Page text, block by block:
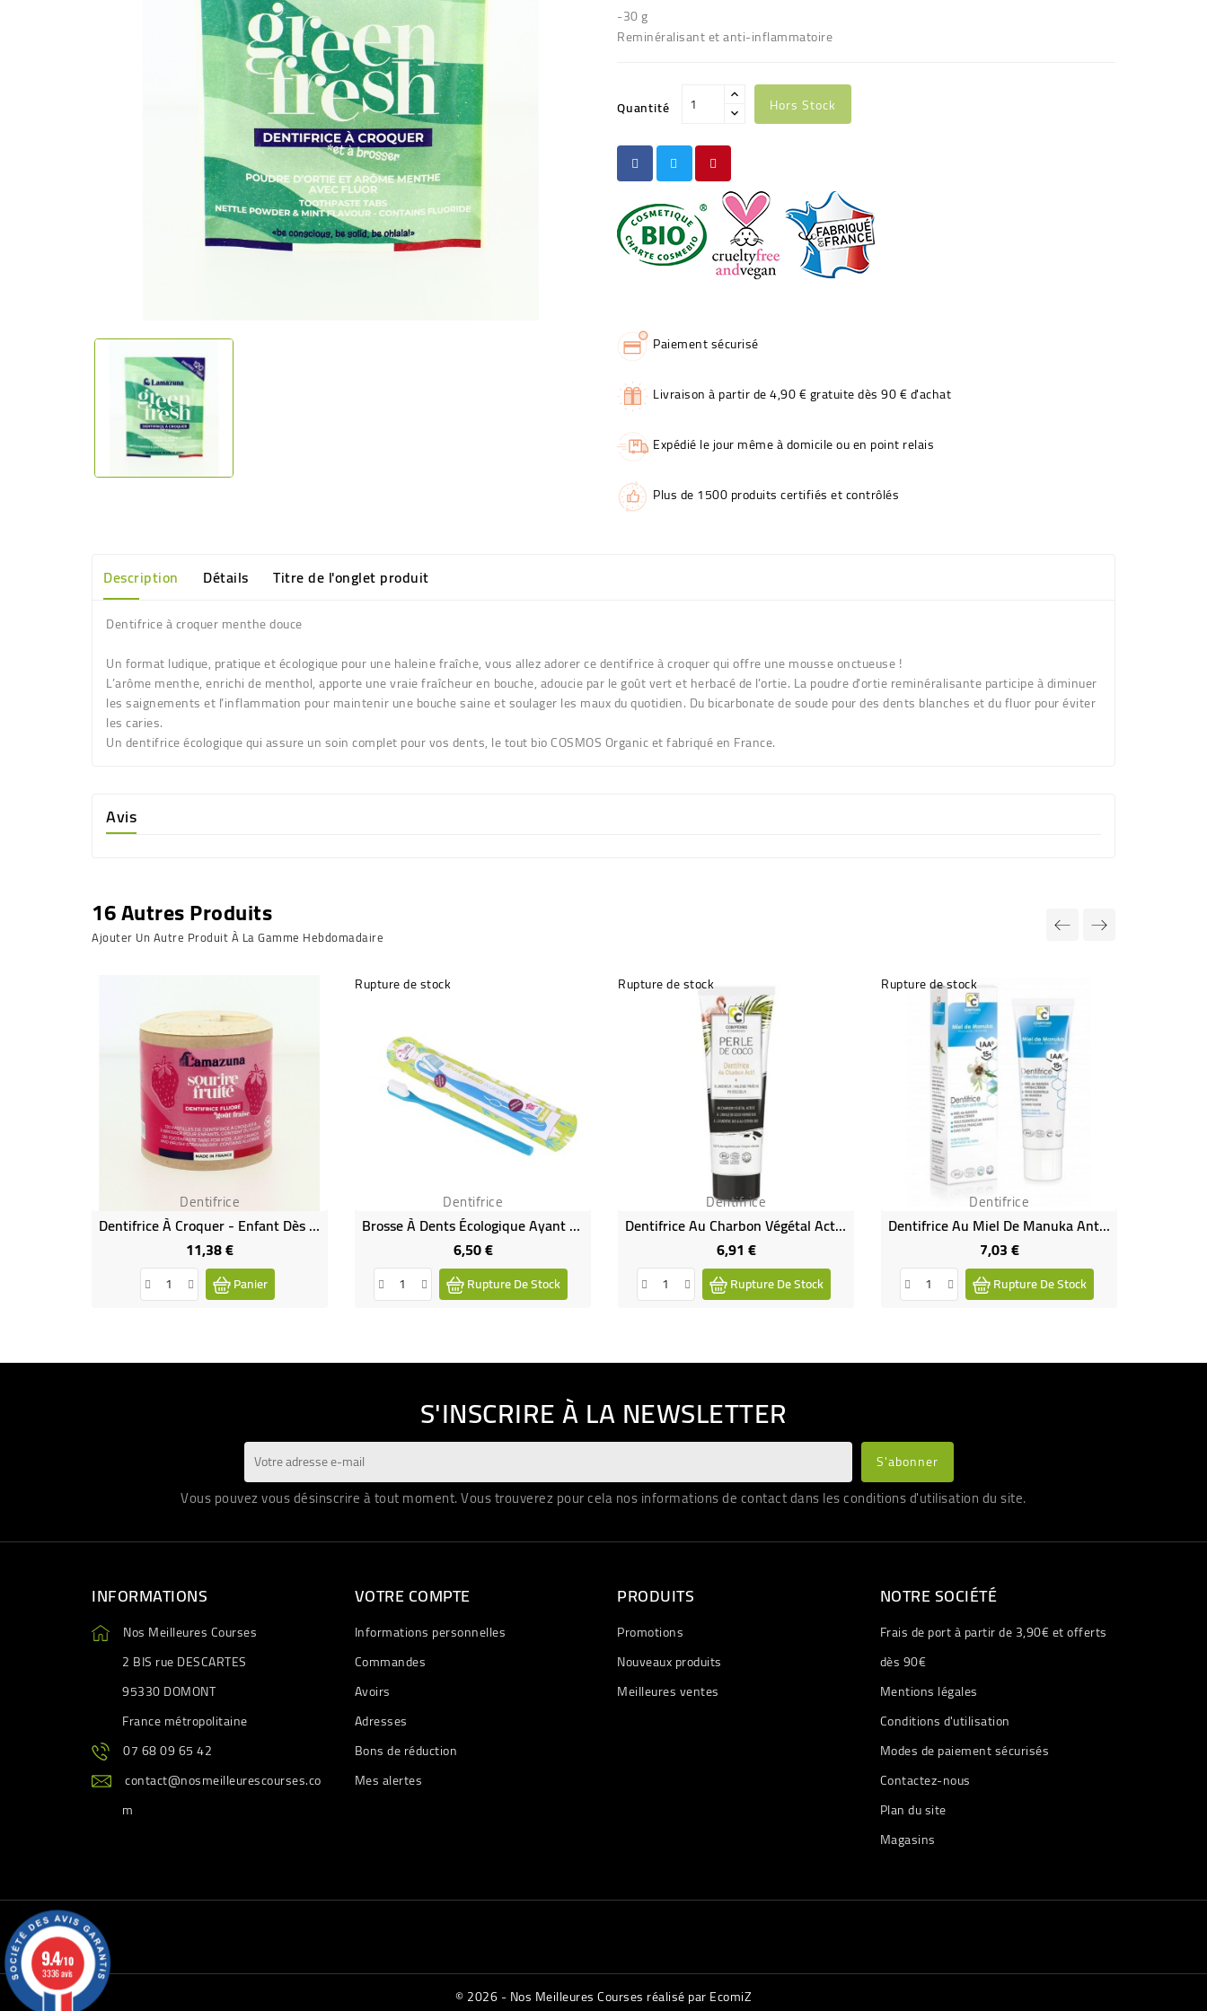
-30 g
Reminéralisant et anti-inflammatoire
Quantité Hors Stock
Paiement sécurisé
Livraison à partir de 4,90 € gratuite dès 90 € d'achat
Expédié le jour même à domicile ou en point relais
Plus de 1500 produits certifiés et contrôlés
Description Détails Titre de l'onglet produit
Dentifrice à croquer menthe douce
Un format ludique, pratique et écologique pour une haleine fraîche, vous allez adorer ce dentifrice à croquer qui offre une mousse onctueuse !
L’arôme menthe, enrichi de menthol, apporte une vraie fraîcheur en bouche, adoucie par le goût vert et herbacé de l’ortie. La poudre d’ortie reminéralisante participe à diminuer
les saignements et l’inflammation pour maintenir une bouche saine et soulager les maux du quotidien. Du bicarbonate de soude pour des dents blanches et du fluor pour éviter
les caries.
Un dentifrice écologique qui assure un soin complet pour vos dents, le tout bio COSMOS Organic et fabriqué en France.
Avis
16 Autres Produits
Ajouter Un Autre Produit À La Gamme Hebdomadaire
Dentifrice
Dentifrice À Croquer - Enfant Dès 8 Ans
11,38 €Prix
Panier
Rupture de stock
Dentifrice
Brosse À Dents Écologique Ayant Une Tête Rechargeable MEDIUM
6,50 €Prix
Rupture De Stock
Rupture de stock
Dentifrice
Dentifrice Au Charbon Végétal Actif Perle De Coco
6,91 €Prix
Rupture De Stock
Rupture de stock
Dentifrice
Dentifrice Au Miel De Manuka Anti-Tartre
7,03 €Prix
Rupture De Stock
S'INSCRIRE À LA NEWSLETTER
Vous pouvez vous désinscrire à tout moment. Vous trouverez pour cela nos informations de contact dans les conditions d'utilisation du site.
INFORMATIONS
Nos Meilleures Courses
2 BIS rue DESCARTES
95330 DOMONT
France métropolitaine
07 68 09 65 42
contact@nosmeilleurescourses.co
m
VOTRE COMPTE
Informations personnelles
Commandes
Avoirs
Adresses
Bons de réduction
Mes alertes
PRODUITS
Promotions
Nouveaux produits
Meilleures ventes
NOTRE SOCIÉTÉ
Frais de port à partir de 3,90€ et offerts
dès 90€
Mentions légales
Conditions d'utilisation
Modes de paiement sécurisés
Contactez-nous
Plan du site
Magasins
© 2026 - Nos Meilleures Courses réalisé par EcomiZ
9.4/10
3336 avis